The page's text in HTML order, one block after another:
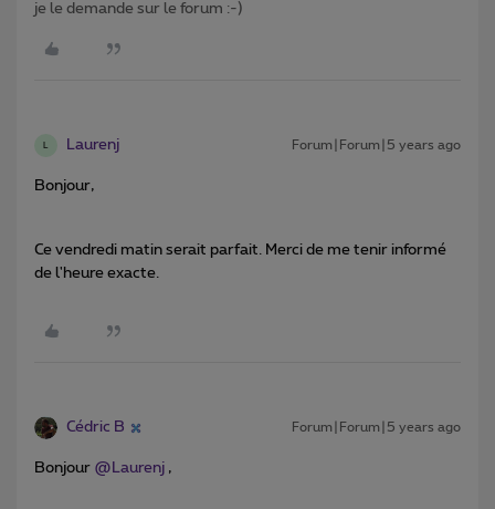
je le demande sur le forum :-)
Laurenj Forum|Forum|5 years ago
Bonjour,
Ce vendredi matin serait parfait. Merci de me tenir informé
de l'heure exacte.
Cédric B Forum|Forum|5 years ago
Bonjour @Laurenj ,